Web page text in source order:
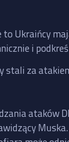
to Ukraińcy
i
stali za
ataków